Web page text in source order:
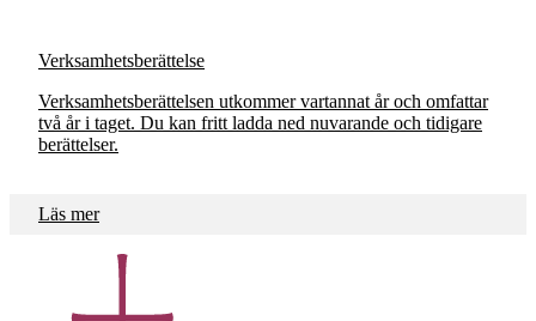
Verksamhetsberättelse
Verksamhetsberättelsen utkommer vartannat år och omfattar
två år i taget. Du kan fritt ladda ned nuvarande och tidigare
berättelser.
Läs mer